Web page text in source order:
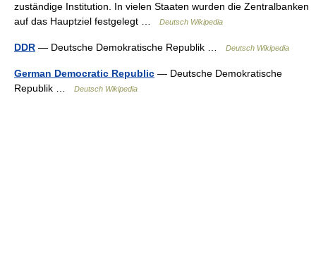
zuständige Institution. In vielen Staaten wurden die Zentralbanken
auf das Hauptziel festgelegt …
Deutsch Wikipedia
DDR — Deutsche Demokratische Republik … Deutsch Wikipedia
German Democratic Republic — Deutsche Demokratische
Republik …
Deutsch Wikipedia